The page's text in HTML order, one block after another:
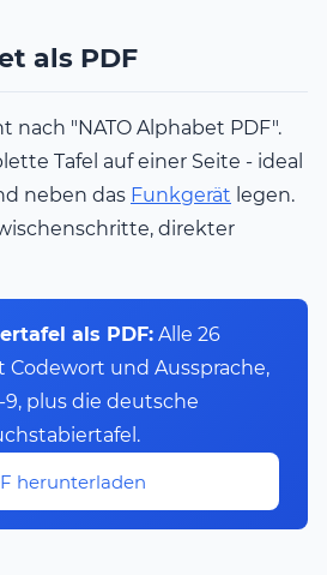
als PDF
nach "NATO Alphabet PDF".
Tafel auf einer Seite - ideal
neben das Funkgerät legen.
direkter
als PDF:Alle 26
Codewort und Aussprache,
9, plus die deutsche
herunterladen